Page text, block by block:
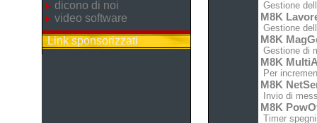
dicono di noi
video software
Link sponsorizzati
Gestione
M8K
Gestione
M8K
Gestione di
M8K
Per
M8K
Invio di
M8K
Timer